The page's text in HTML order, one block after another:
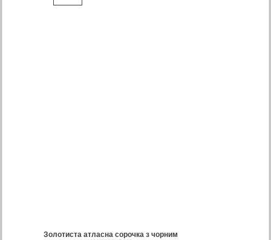
Золотиста атласна сорочка з чорним